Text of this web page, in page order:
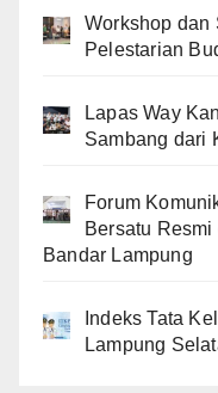
Workshop dan
Pelestarian
Lapas Way
Sambang dari
Forum
Bersatu
Bandar Lampung
Indeks Tata
Lampung